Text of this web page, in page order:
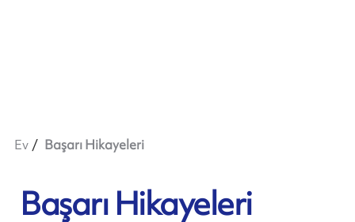
Ev Başarı Hikayeleri
Başarı Hikayeleri